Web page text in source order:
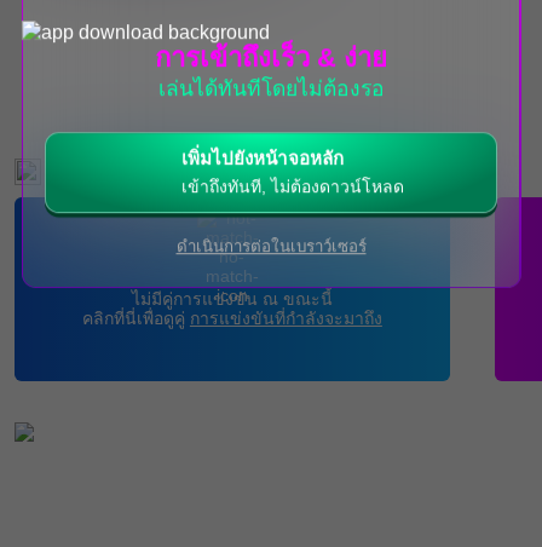
กิจกรรมที่กำลังจะเกิดขึ้น
ไม่มีคู่การแข่งขัน ณ ขณะนี้
คลิกที่นี่เพื่อดูคู่ การแข่งขันที่กำลังจะมาถึง
การเข้าถึงเร็ว & ง่าย
เล่นได้ทันทีโดยไม่ต้องรอ
เพิ่มไปยังหน้าจอหลัก
เข้าถึงทันที, ไม่ต้องดาวน์โหลด
ดำเนินการต่อในเบราว์เซอร์